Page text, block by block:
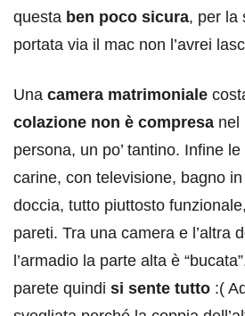
questa ben poco sicura, per la
portata via il mac non l’avrei
Una camera matrimoniale
colazione non è compresa nel
persona, un po’ tantino. Infine
carine, con televisione, bagno
doccia, tutto piuttosto funzionale,
pareti. Tra una camera e l’altra
l’armadio la parte alta è
parete quindi si sente tutto :(